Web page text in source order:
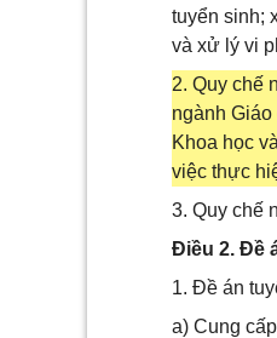
tuyển sinh;
và xử lý vi
2. Quy chế
ngành
Khoa học
việc thực
3. Quy chế
Điều 2. Đề
1. Đề án
a) Cung